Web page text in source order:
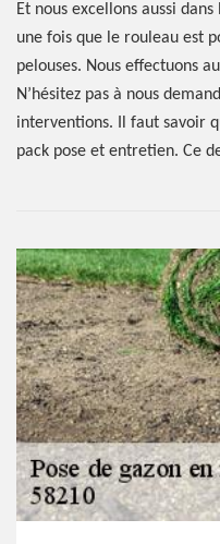
Et nous excellons aussi
une fois que le rouleau est
pelouses. Nous effectuons
N’hésitez pas à nous
interventions. Il faut savoir
pack pose et entretien. Ce